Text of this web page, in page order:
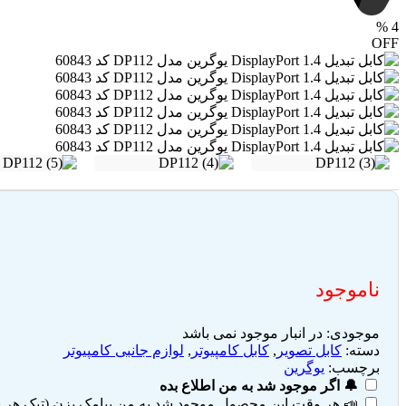
4
%
OFF
ناموجود
موجودی: در انبار موجود نمی باشد
دسته: کابل تصویر , کابل کامپیوتر , لوازم جانبی کامپیوتر
برچسب: یوگرین
🔔 اگر موجود شد به من اطلاع بده